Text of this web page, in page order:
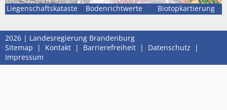
Liegenschaftskataster Bodenrichtwerte Biotopkartierung
2026 | Landesregierung Brandenburg
Sitemap
| Kontakt | Barrierefreiheit | Datenschutz
|
Impressum